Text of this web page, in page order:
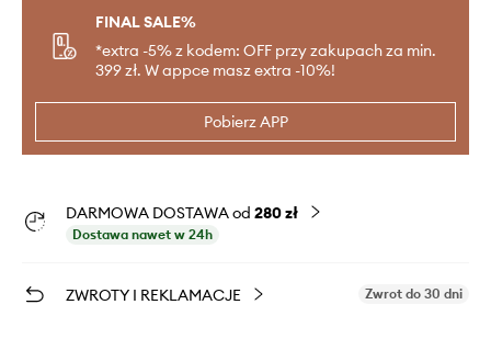
FINAL SALE%
*extra -5% z kodem: OFF przy zakupach za min.
399 zł. W appce masz extra -10%!
Pobierz APP
DARMOWA DOSTAWA od 280 zł
Dostawa nawet w 24h
ZWROTY I REKLAMACJE Zwrot do 30 dni